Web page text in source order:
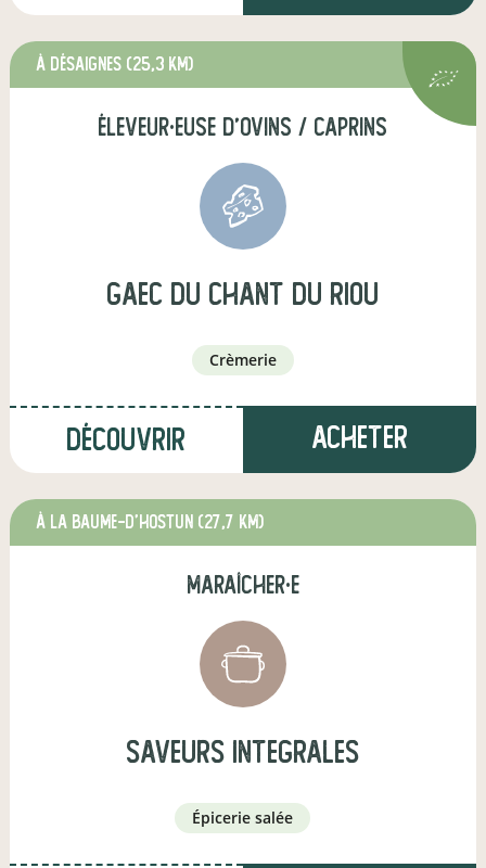
à Désaignes (25,3 km)
éleveur·euse d'ovins / caprins
gaec du chant du riou
crèmerie
Découvrir Acheter
à La Baume-d'Hostun (27,7 km)
maraîcher·e
saveurs integrales
épicerie salée